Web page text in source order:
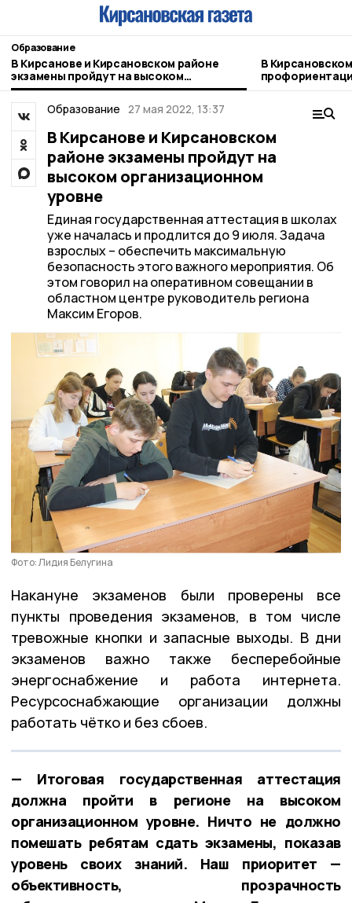
Образование
В Кирсанове и Кирсановском районе
экзамены пройдут на высоком
организационном уровне
В
будущее»
Образование 27 мая 2022, 13:37
В Кирсанове и Кирсановском
районе экзамены пройдут на
высоком организационном
уровне
Единая государственная аттестация в школах
уже началась и продлится до 9 июля. Задача
взрослых – обеспечить максимальную
безопасность этого важного мероприятия. Об
этом говорил на оперативном совещании в
областном центре руководитель региона
Максим Егоров.
Фото: Лидия Белугина
Накануне экзаменов были проверены все
пункты проведения экзаменов, в том числе
тревожные кнопки и запасные выходы. В дни
экзаменов важно также бесперебойные
энергоснабжение и работа интернета.
Ресурсоснабжающие организации должны
работать чётко и без сбоев.
— Итоговая государственная аттестация
должна пройти в регионе на высоком
организационном уровне. Ничто не должно
помешать ребятам сдать экзамены, показав
уровень своих знаний. Наш приоритет —
объективность, прозрачность